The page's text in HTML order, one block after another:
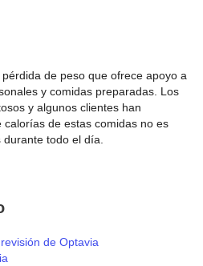
de peso que ofrece apoyo a
y comidas preparadas. Los
y algunos clientes han
de estas comidas no es
todo el día.
de Optavia